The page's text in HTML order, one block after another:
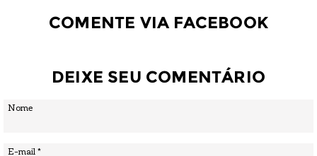
COMENTE VIA FACEBOOK
DEIXE SEU COMENTÁRIO